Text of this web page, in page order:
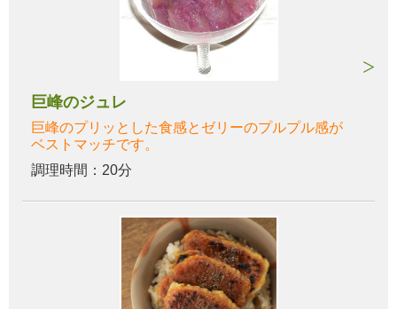
巨峰のジュレ
巨峰のプリッとした食感とゼリーのプルプル感が
ベストマッチです。
調理時間：20分